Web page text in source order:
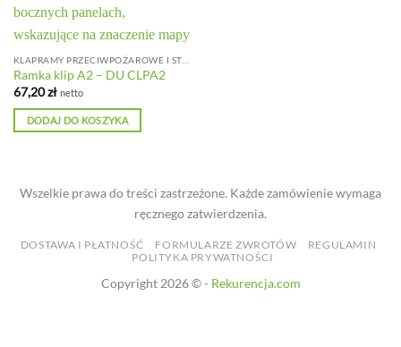
Ramka klip A2 – DU CLPA2
67,20zł netto
DODAJ DO KOSZYKA
Wszelkie prawa do treści zastrzeżone. Każde zamówienie wymaga
ręcznego zatwierdzenia.
DOSTAWA I PŁATNOŚĆ FORMULARZE ZWROTÓW
REGULAMIN
POLITYKA PRYWATNOŚCI
Copyright 2026 © - Rekurencja.com